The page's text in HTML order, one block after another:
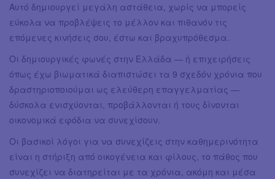
Αυτό δημιουργεί μεγάλη αστάθεια, χωρίς να μπορείς
εύκολα να προβλέψεις το μέλλον και πιθανόν τις
επόμενες κινήσεις σου, έστω και βραχυπρόθεσμα.
Οι δημιουργικές φωνές στην Ελλάδα — ή επιχειρήσεις
όπως έχω βιωματικά διαπιστώσει τα 9 σχεδόν χρόνια που
δραστηριοποιούμαι ως ελεύθερη επαγγελματίας —
δύσκολα ενισχύονται, προβάλλονται ή τους δίνονται
οικονομικά εφόδια να συνεχίσουν.
Οι βασικοί λόγοι για να συνεχίζεις στην καθημερινότητα
είναι η στήριξη από οικογένεια και φίλους, το πάθος που
συνεχίζει να διατηρείται με τα χρόνια, ακόμη και μέσα